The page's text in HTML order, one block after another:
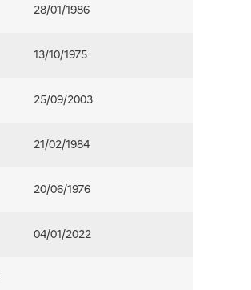
28/01/1986
13/10/1975
25/09/2003
21/02/1984
20/06/1976
04/01/2022